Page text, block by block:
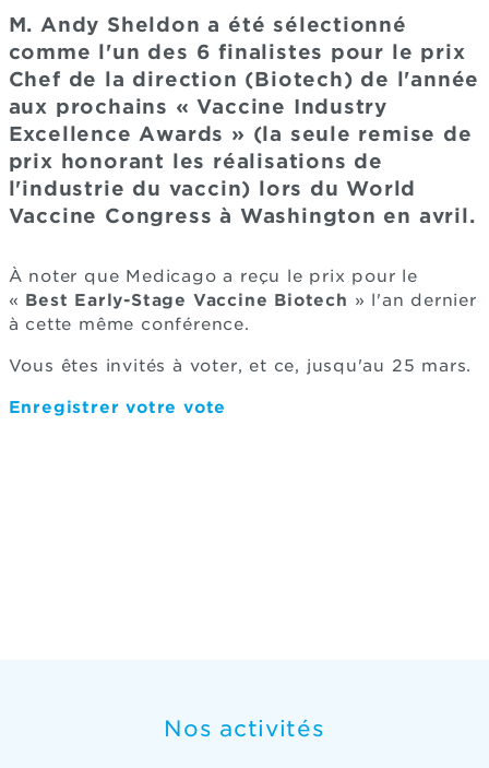
M. Andy Sheldon a été sélectionné
comme l'un des 6 finalistes pour le prix
Chef de la direction (Biotech) de l'année
aux prochains « Vaccine Industry
Excellence Awards » (la seule remise de
prix honorant les réalisations de
l'industrie du vaccin) lors du World
Vaccine Congress à Washington en avril.
À noter que Medicago a reçu le prix pour le
« Best Early-Stage Vaccine Biotech » l'an dernier
à cette même conférence.
Vous êtes invités à voter, et ce, jusqu'au 25 mars.
Enregistrer votre vote
Nos activités